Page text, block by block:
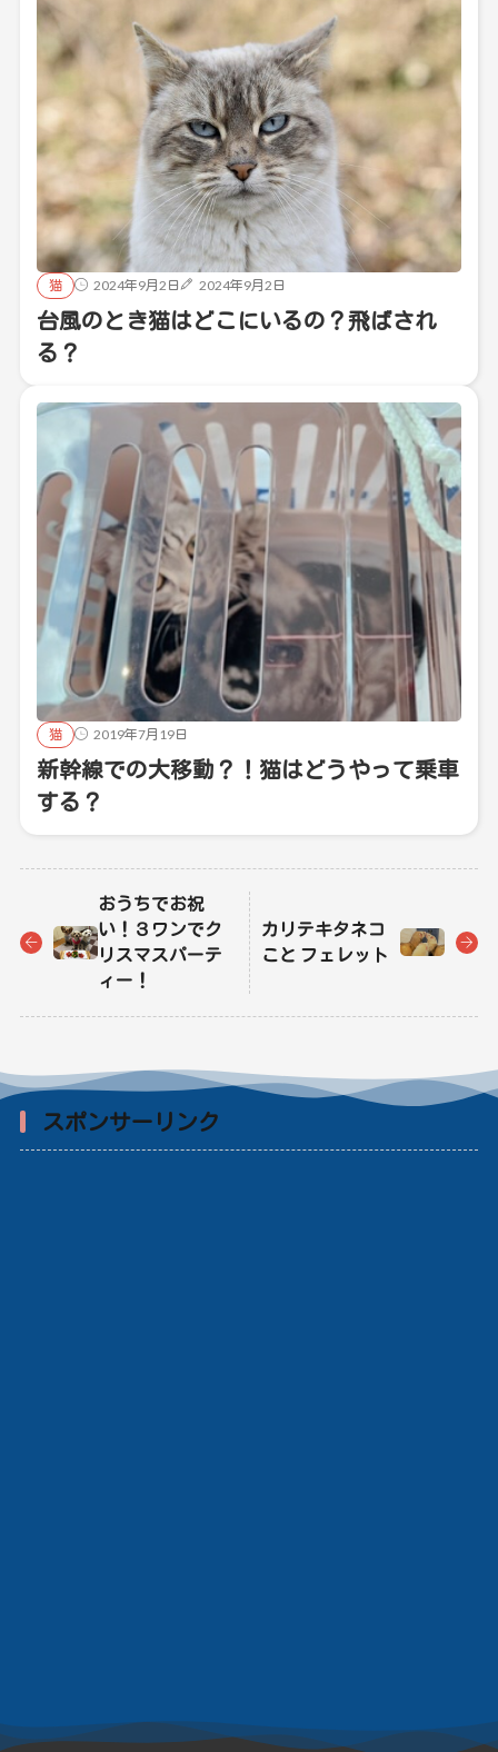
猫 2024年9月2日 2024年9月2日
台風のとき猫はどこにいるの？飛ばされ
る？
猫 2019年7月19日
新幹線での大移動？！猫はどうやって乗車
する？
おうちでお祝
い！３ワンでク
リスマスパーテ
ィー！
カリテキタネコ
こと フェレット
スポンサーリンク